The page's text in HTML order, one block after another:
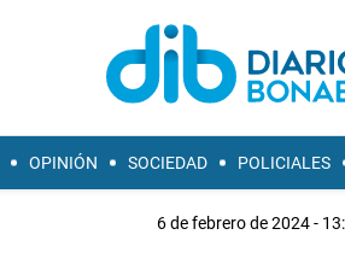
OPINIÓN SOCIEDAD POLICIALES
6 de febrero de 2024 -